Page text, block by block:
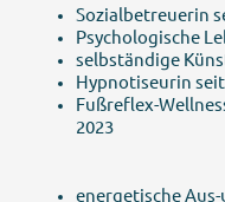
Sozialbetreuerin
Psychologische
selbständige
Hypnotiseurin
Fußreflex-
2023
energetische